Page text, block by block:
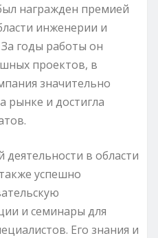
награжден премией
инженерии и
годы работы он
проектов, в
значительно
рынке и достигла
в области
успешно
и семинары для
Его знания и